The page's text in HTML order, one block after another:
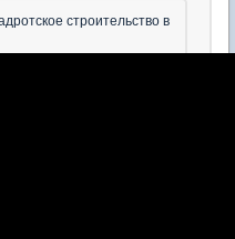
строительство в